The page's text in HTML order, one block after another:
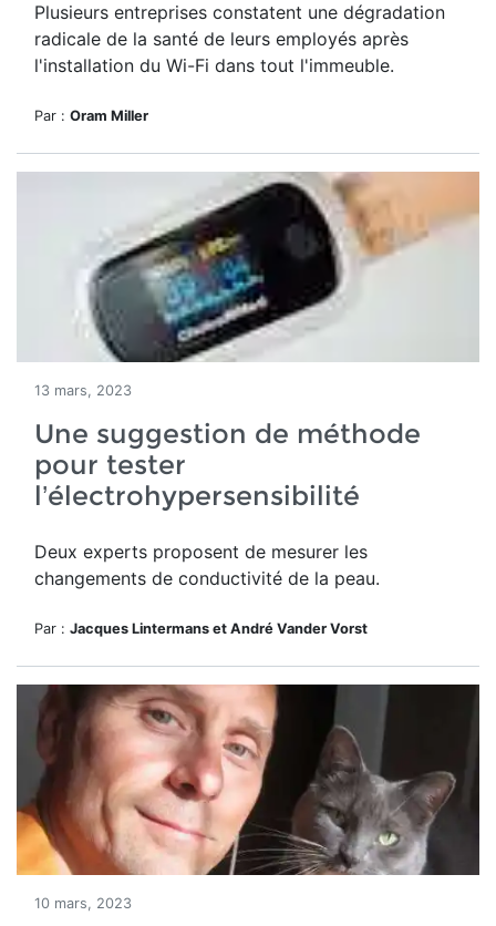
Plusieurs entreprises constatent une dégradation
radicale de la santé de leurs employés après
l'installation du Wi-Fi dans tout l'immeuble.
Par : Oram Miller
13 mars, 2023
Une suggestion de méthode
pour tester
l’électrohypersensibilité
Deux experts proposent de mesurer les
changements de conductivité de la peau.
Par : Jacques Lintermans et André Vander Vorst
10 mars, 2023